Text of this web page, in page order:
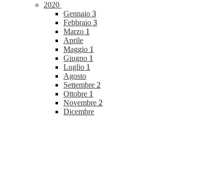
2020
Gennaio 3
Febbraio 3
Marzo 1
Aprile
Maggio 1
Giugno 1
Luglio 1
Agosto
Settembre 2
Ottobre 1
Novembre 2
Dicembre